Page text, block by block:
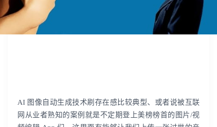
AI 图像自动生成技术刷存在感比较典型、或者说被互联
网从业者熟知的案例就是不定期登上美榜榜首的图片/视